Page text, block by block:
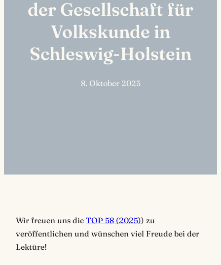
der Gesellschaft für
Volkskunde in
Schleswig-Holstein
8. Oktober 2025
Wir freuen uns die TOP 58 (2025)) zu
veröffentlichen und wünschen viel Freude bei der
Lektüre!